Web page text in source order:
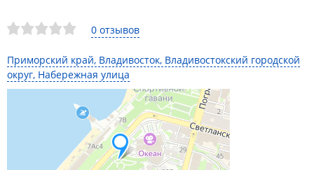
0 отзывов
Приморский край, Владивосток, Владивостокский городской
округ, Набережная улица